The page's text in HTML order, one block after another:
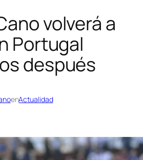
volverá a
Portugal
después
enActualidad